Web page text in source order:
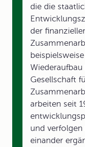
die die
der
Wiederaufbau
Gesellschaft
arbeiten seit
und
einander